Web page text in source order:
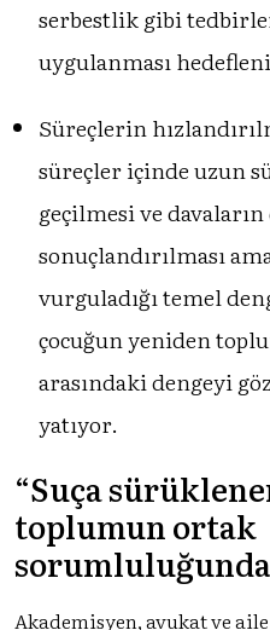
serbestlik gibi
uygulanması
Süreçlerin
süreçler içinde uzun
geçilmesi ve davaların
sonuçlandırılması
vurguladığı temel
çocuğun yeniden
arasındaki dengeyi
yatıyor.
“Suça
toplumun ortak
Akademisyen, avukat ve